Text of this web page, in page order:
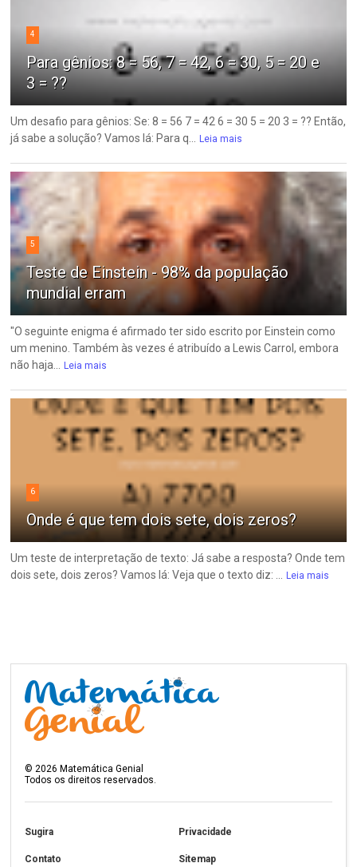
4
Para gênios: 8 = 56, 7 = 42, 6 = 30, 5 = 20 e
3 = ??
Um desafio para gênios: Se: 8 = 56 7 = 42 6 = 30 5 = 20 3 = ?? Então,
já sabe a solução? Vamos lá: Para q...
Leia mais
5
Teste de Einstein - 98% da população
mundial erram
"O seguinte enigma é afirmado ter sido escrito por Einstein como
um menino. Também às vezes é atribuído a Lewis Carrol, embora
não haja...
Leia mais
6
Onde é que tem dois sete, dois zeros?
Um teste de interpretação de texto: Já sabe a resposta? Onde tem
dois sete, dois zeros? Vamos lá: Veja que o texto diz: ...
Leia mais
©2026 Matemática Genial
Todos os direitos reservados.
Sugira Privacidade
Contato Sitemap